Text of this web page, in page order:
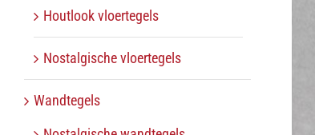
Houtlook vloertegels
Nostalgische vloertegels
Wandtegels